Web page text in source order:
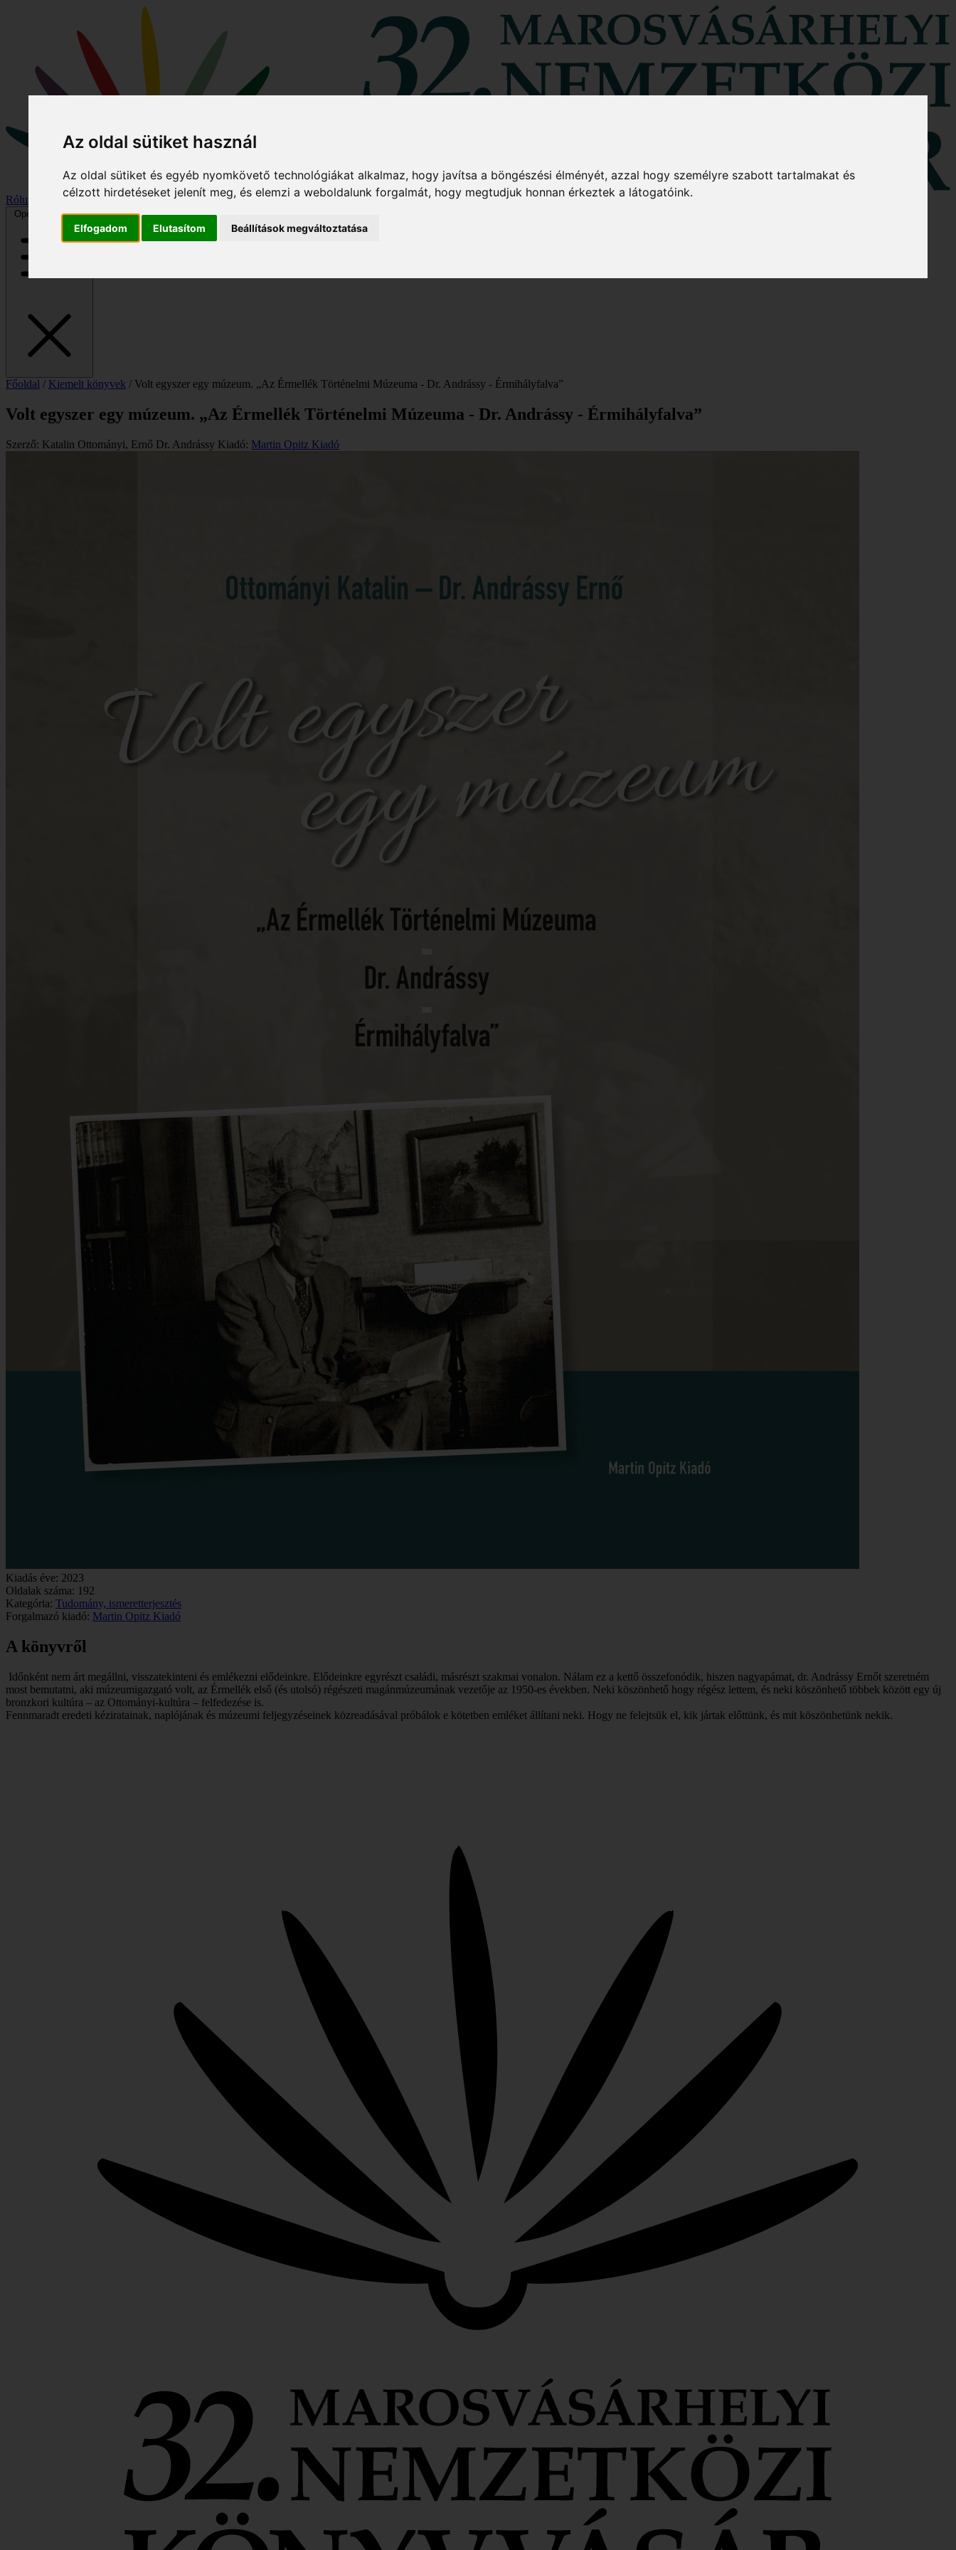
Az oldal sütiket használ
Az oldal sütiket és egyéb nyomkövető technológiákat alkalmaz, hogy javítsa a böngészési élményét, azzal hogy személyre szabott tartalmakat és
célzott hirdetéseket jelenít meg, és elemzi a weboldalunk forgalmát, hogy megtudjuk honnan érkeztek a látogatóink.
Elfogadom Elutasítom Beállítások megváltoztatása
Rólunk Hírek Program Kiemelt könyvek Galéria Podcast/videó
Open main menu
Főoldal / Kiemelt könyvek / Volt egyszer egy múzeum. „Az Érmellék Történelmi Múzeuma - Dr. Andrássy - Érmihályfalva”
Volt egyszer egy múzeum. „Az Érmellék Történelmi Múzeuma - Dr. Andrássy - Érmihályfalva”
Szerző: Katalin Ottományi, Ernő Dr. Andrássy Kiadó: Martin Opitz Kiadó
Kiadás éve: 2023
Oldalak száma: 192
Kategória: Tudomány, ismeretterjesztés
Forgalmazó kiadó: Martin Opitz Kiadó
A könyvről
Időnként nem árt megállni, visszatekinteni és emlékezni elődeinkre. Elődeinkre egyrészt családi, másrészt szakmai vonalon. Nálam ez a kettő összefonódik, hiszen nagyapámat, dr. Andrássy Ernőt szeretném
most bemutatni, aki múzeumigazgató volt, az Érmellék első (és utolsó) régészeti magánmúzeumának vezetője az 1950-es években. Neki köszönhető hogy régész lettem, és neki köszönhető többek között egy új
bronzkori kultúra – az Ottományi-kultúra – felfedezése is.
Fennmaradt eredeti kéziratainak, naplójának és múzeumi feljegyzéseinek közreadásával próbálok e kötetben emléket állítani neki. Hogy ne felejtsük el, kik jártak előttünk, és mit köszönhetünk nekik.